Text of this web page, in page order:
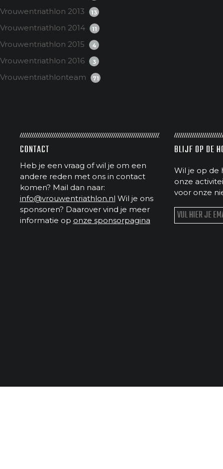
Vrouwentriathlon 2013 13
Vrouwentriathlon 2014 11
Vrouwentriathlon 2015 4
Vrouwentriathlon 2016 3
Vrouwentriathlonteam 71
CONTACT
Heb je een vraag of wil je om een
andere reden met ons in contact
komen? Mail dan naar:
info@vrouwentriathlon.nl Wil je ons
sponsoren? Daarover vind je meer
informatie op onze sponsorpagina
BLIJF OP DE
Wil je op de
onze
voor onze